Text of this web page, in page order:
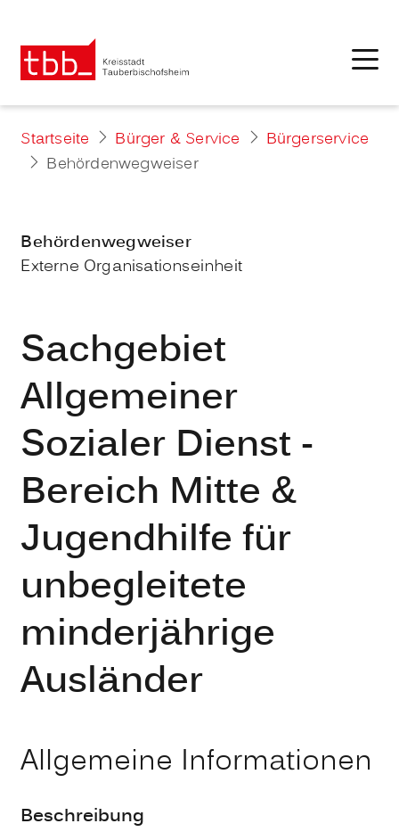
Startseite Bürger & Service
Bürgerservice
Behördenwegweiser
Behördenwegweiser
Externe Organisationseinheit
Sachgebiet
Allgemeiner
Sozialer Dienst -
Bereich Mitte &
Jugendhilfe für
unbegleitete
minderjährige
Ausländer
Allgemeine Informationen
Beschreibung